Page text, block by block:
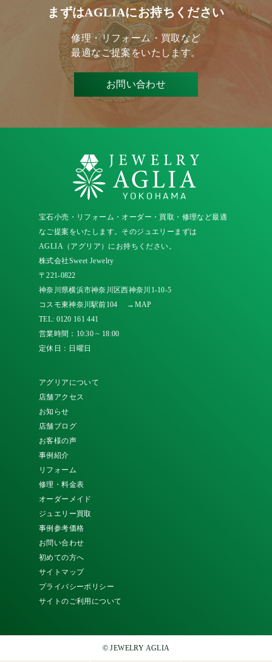
まずはAGLIAにお持ちください
修理・リフォーム・買取など
最適なご提案をいたします。
お問い合わせ
宝石小売・リフォーム・オーダー・買取・修理など最適
なご提案をいたします。そのジュエリーまずは
AGLIA（アグリア）にお持ちください。
株式会社Sweet Jewelry
〒221-0822
神奈川県横浜市神奈川区西神奈川1-10-5
コスモ東神奈川駅前104
→MAP
TEL: 0120 161 441
営業時間：10:30 ~ 18:00
定休日：日曜日
アグリアについて
店舗アクセス
お知らせ
店舗ブログ
お客様の声
事例紹介
リフォーム
修理・料金表
オーダーメイド
ジュエリー買取
事例参考価格
お問い合わせ
初めての方へ
サイトマップ
プライバシーポリシー
サイトのご利用について
© JEWELRY AGLIA